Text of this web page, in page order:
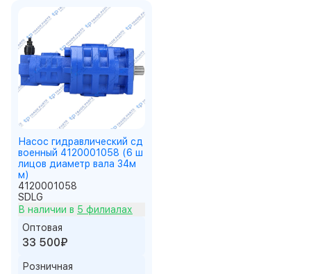
Насос гидравлический сд
военный 4120001058 (6 ш
лицов диаметр вала 34м
м)
4120001058
SDLG
В наличии в 5 филиалах
Оптовая
33 500₽
Розничная